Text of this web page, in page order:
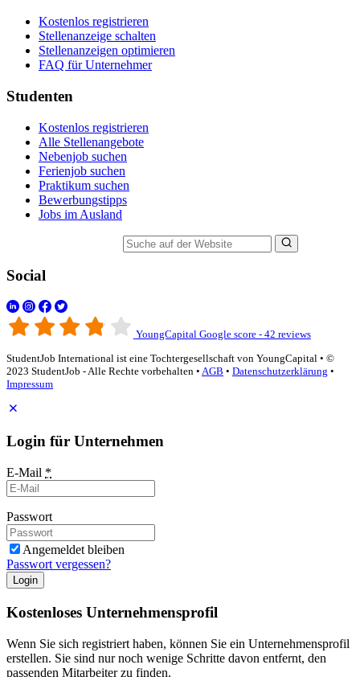
Kostenlos registrieren
Stellenanzeige schalten
Stellenanzeigen optimieren
FAQ für Unternehmer
Studenten
Kostenlos registrieren
Alle Stellenangebote
Nebenjob suchen
Ferienjob suchen
Praktikum suchen
Bewerbungstipps
Jobs im Ausland
Social
YoungCapital Google score - 42 reviews
StudentJob International ist eine Tochtergesellschaft von YoungCapital • ©
2023 StudentJob - Alle Rechte vorbehalten • AGB • Datenschutzerklärung •
Impressum
Login für Unternehmen
E-Mail *
Passwort
Angemeldet bleiben
Passwort vergessen?
Login
Kostenloses Unternehmensprofil
Wenn Sie sich registriert haben, können Sie ein Unternehmensprofil
erstellen. Sie sind nur noch wenige Schritte davon entfernt, den
passenden Mitarbeiter zu finden.